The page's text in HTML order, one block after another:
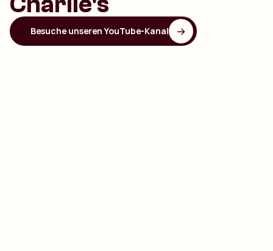
Besuche unseren YouTube-Kanal